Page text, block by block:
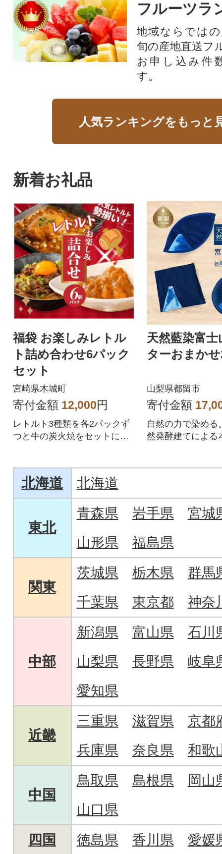
フルーツラ
地域ならでは
旬の産地直送フ
お申し込み件
す。
人気ランキングをもっと
新着お礼品
福袋 お楽しみレトル
ト詰め合わせ6パック
セット
宮崎県木城町
寄付金額 12,000円
レトルト3種類を各2パックず
つと牛の炭火焼をセットにし
天然藍染富
ターおまか
山梨県都留市
寄付金額
自然の力で染める
然発酵建てによる
北海道 北海道
東北
青森県 岩手県
宮城
山形県
福島県
関東
茨城県 栃木県
群馬
千葉県
東京都 神奈
中部
新潟県 富山県
石川
山梨県
長野県
岐阜
愛知県
近畿
三重県 滋賀県
京都
兵庫県
奈良県 和歌
中国
鳥取県 島根県
岡山
山口県
四国
徳島県 香川県 愛媛